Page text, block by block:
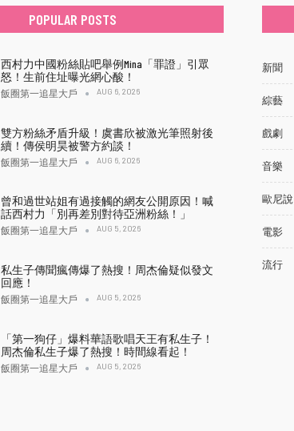
POPULAR POSTS
西村力中國粉絲貼吧舉例Mina「罪證」引眾
怒！生前住址曝光網心酸！
飯圈第一追星大戶 AUG 6, 2026
雙方粉絲矛盾升級！虞書欣被激光筆照射後
續！傳侯明昊被警方約談！
飯圈第一追星大戶 AUG 6, 2026
曾和過世站姐有過接觸的網友公開原因！喊
話西村力「別再差別對待亞洲粉絲！」
飯圈第一追星大戶 AUG 5, 2026
私生子傳聞瘋傳爆了熱搜！周杰倫疑似發文
回應！
飯圈第一追星大戶 AUG 5, 2026
「第一狗仔」爆料華語歌唱天王有私生子！
周杰倫私生子爆了熱搜！時間線看起！
飯圈第一追星大戶 AUG 5, 2026
新聞
綜藝
戲劇
音樂
歐尼說
電影
流行